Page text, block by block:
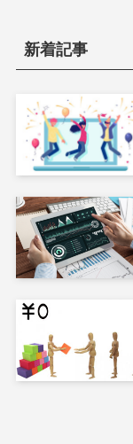
新着記事